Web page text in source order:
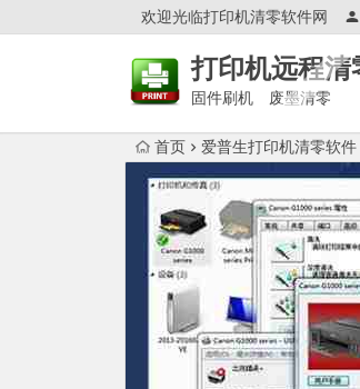
欢迎光临打印机清零软件网
打印机远程清
固件刷机 废墨清零
首页 爱普生打印机清零软件